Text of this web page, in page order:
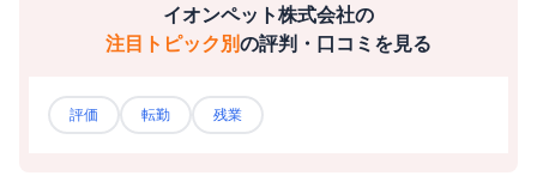
イオンペット株式会社の
注目トピック別の評判・口コミを見る
評価 転勤 残業